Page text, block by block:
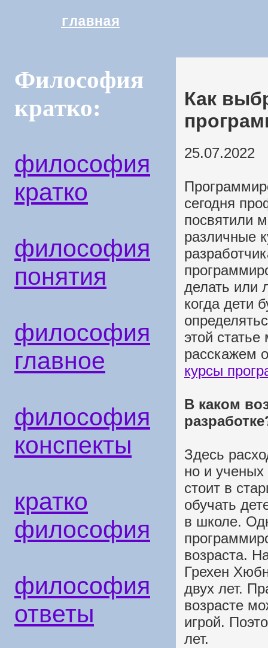
главная
Философия
кратко:
философия
кратко
философия
понятия
философия
главное
философия
конспекты
кратко
философия
философия
ответы
Как
25.07.2022
сегодня
посвятили
различные
делать или
когда дети
этой
расскажем
курсы
В каком
Здесь
но и ученых
стоит в
обучать
в школе.
возраста.
Грехен
двух лет.
возрасте
игрой.
лет.